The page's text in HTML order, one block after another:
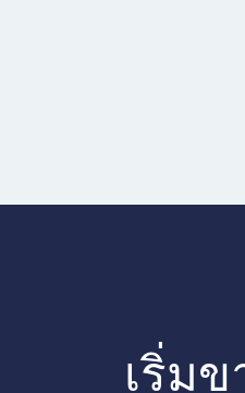
เริ่ม